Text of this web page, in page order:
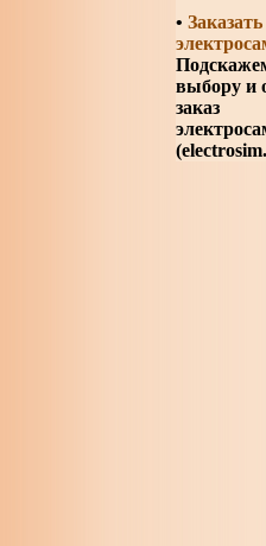
• Заказать
выбору и
заказ